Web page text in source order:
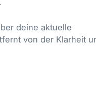
deine aktuelle
von der Klarheit